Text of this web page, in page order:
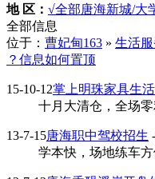
地 区： √全部唐海新城/大
全部信息
位于： 曹妃甸163 » 生活
？信息如何置顶
15-10-12掌上明珠家具生
十月大清仓，全场
13-7-15唐海职中驾校招生
学本快，场地练车